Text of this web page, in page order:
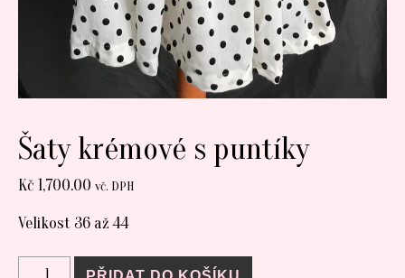
Šaty krémové s puntíky
Kč 1,700.00 vč. DPH
Velikost 36 až 44
Šaty krémové s puntíky množství